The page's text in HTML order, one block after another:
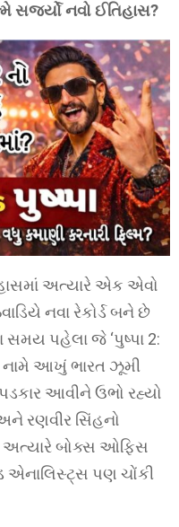
નવો ઈતિહાસ?
અત્યારે એક એવો
નવા રેકોર્ડ બને છે
સમય પહેલા જે ‘પુષ્પા 2:
નામે આખું ભારત ઝૂમી
આવીને ઉભો રહ્યો
રણવીર સિંહનો
બોક્સ ઓફિસ
એનાલિસ્ટ્સ પણ ચોંકી